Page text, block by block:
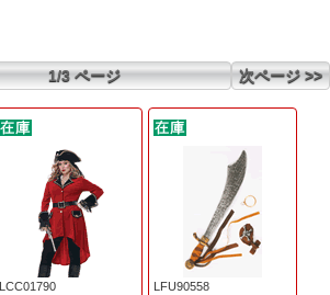
1/3 ページ 次ページ >>
LCC01790 LFU90558